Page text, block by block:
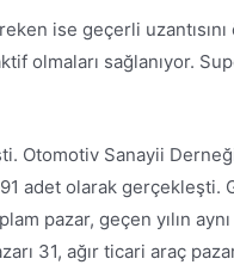
ise geçerli uzantısını
olmaları sağlanıyor.
Otomotiv Sanayii Derneği
adet olarak gerçekleşti.
pazar, geçen yılın
31, ağır ticari araç